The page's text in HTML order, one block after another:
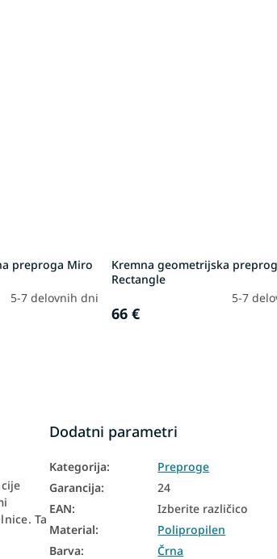
preproga Miro
5-7 delovnih dni
Kremna geometrijska
Rectangle
5-7
66 €
Ta
Dodatni parametri
Kategorija:
Preproge
Garancija:
24
EAN:
Izberite različico
Material:
Polipropilen
Barva:
Črna